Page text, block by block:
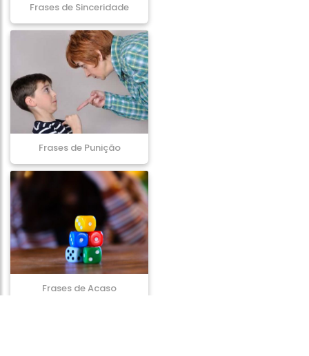
Frases de Sinceridade
Frases de Punição
Frases de Acaso